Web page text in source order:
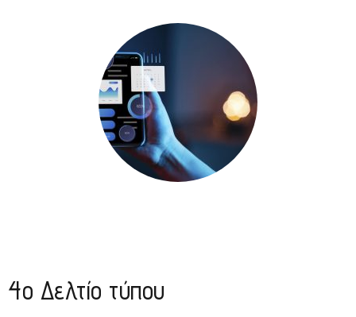
4o Δελτίο τύπου